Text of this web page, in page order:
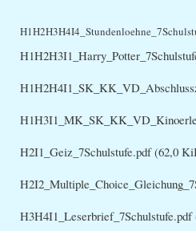
H2I1_Geiz_7Schulstufe.pdf(62,0
H3H4I1_Leserbrief_7Schulstufe.pdf